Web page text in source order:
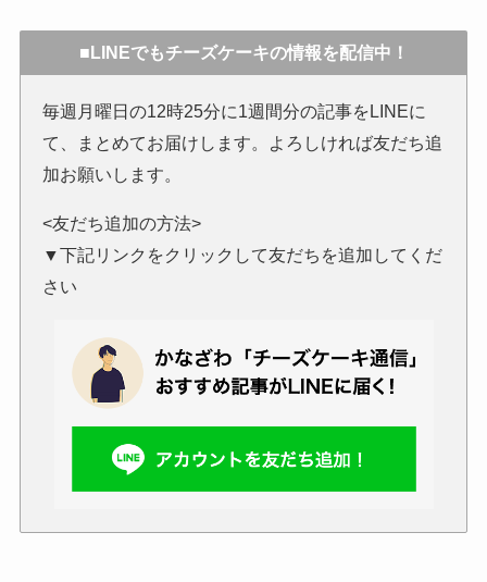
■LINEでもチーズケーキの情報を配信中！
毎週月曜日の12時25分に1週間分の記事をLINEに
て、まとめてお届けします。よろしければ友だち追
加お願いします。
<友だち追加の方法>
▼下記リンクをクリックして友だちを追加してくだ
さい